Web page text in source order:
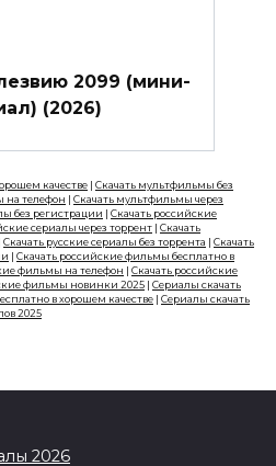
2099 (мини-
(2026)
качестве | Скачать мультфильмы без
на телефон | Скачать мультфильмы через
без регистрации | Скачать российские
сериалы через торрент | Скачать
Скачать русские сериалы без торрента | Скачать
| Скачать российские фильмы бесплатно в
фильмы на телефон | Скачать российские
фильмы новинки 2025 | Сериалы скачать
в хорошем качестве | Сериалы скачать
2025
2026